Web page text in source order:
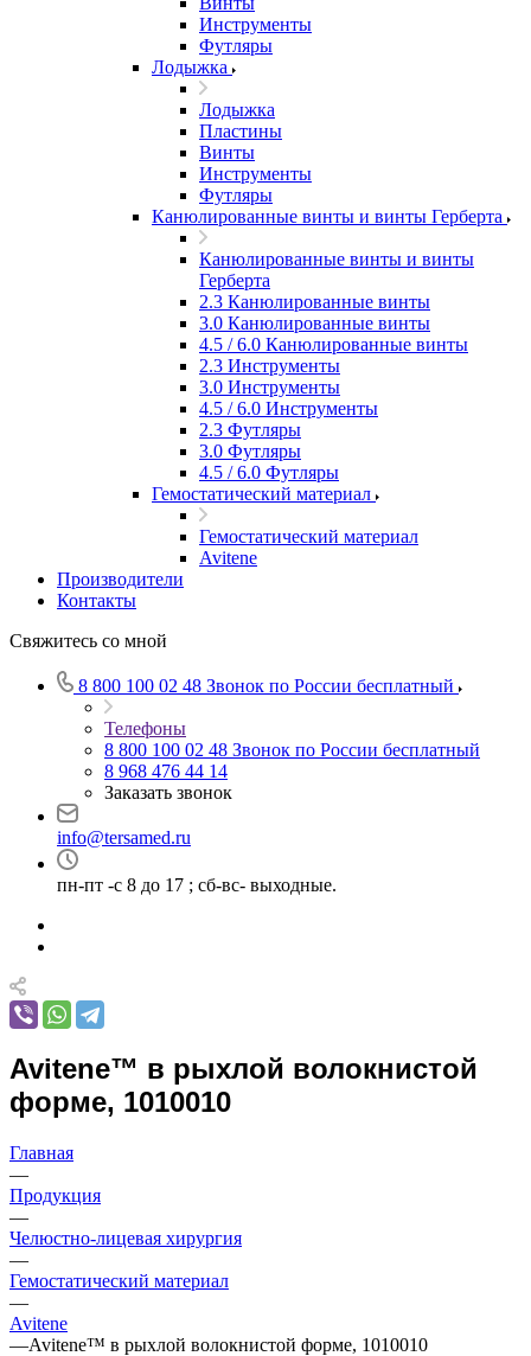
Инструменты
Футляры
Лодыжка
Лодыжка
Пластины
Винты
Инструменты
Футляры
Канюлированные винты и винты Герберта
Канюлированные винты и винты
Герберта
2.3 Канюлированные винты
3.0 Канюлированные винты
4.5 / 6.0 Канюлированные винты
2.3 Инструменты
3.0 Инструменты
4.5 / 6.0 Инструменты
2.3 Футляры
3.0 Футляры
4.5 / 6.0 Футляры
Гемостатический материал
Гемостатический материал
Avitene
Производители
Контакты
Свяжитесь со мной
8 800 100 02 48 Звонок по России бесплатный
Телефоны
8 800 100 02 48 Звонок по России бесплатный
8 968 476 44 14
Заказать звонок
info@tersamed.ru
пн-пт -с 8 до 17 ; сб-вс- выходные.
Avitene™ в рыхлой волокнистой
форме, 1010010
Главная
—
Продукция
—
Челюстно-лицевая хирургия
—
Гемостатический материал
—
Avitene
—Avitene™ в рыхлой волокнистой форме, 1010010